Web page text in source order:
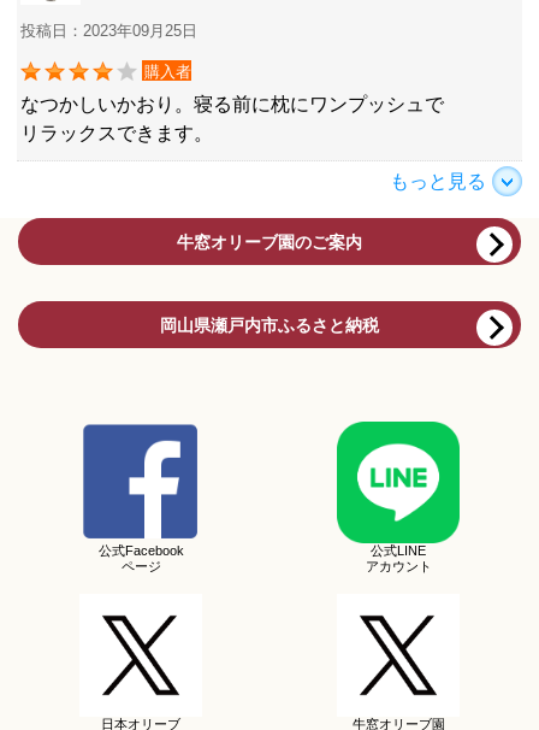
投稿日：2023年09月25日
購入者
なつかしいかおり。寝る前に枕にワンプッシュで
リラックスできます。
もっと見る
牛窓オリーブ園のご案内
岡山県瀬戸内市ふるさと納税
公式Facebook
ページ
公式LINE
アカウント
日本オリーブ
牛窓オリーブ園